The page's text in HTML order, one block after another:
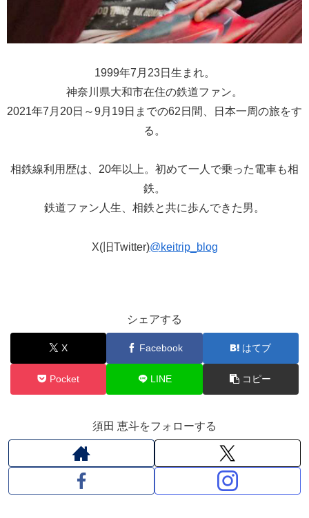
1999年7月23日生まれ。
神奈川県大和市在住の鉄道ファン。
2021年7月20日～9月19日までの62日間、日本一周の旅をす
る。
相鉄線利用歴は、20年以上。初めて一人で乗った電車も相
鉄。
鉄道ファン人生、相鉄と共に歩んできた男。
X(旧Twitter)@keitrip_blog
シェアする
X Facebook はてブ
Pocket LINE コピー
須田 恵斗をフォローする